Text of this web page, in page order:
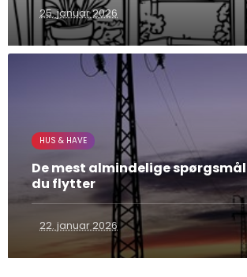
25. januar 2026
HUS & HAVE
De mest almindelige
du flytter
22. januar 2026